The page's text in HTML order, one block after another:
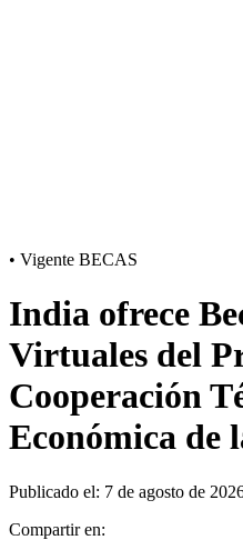
• Vigente BECAS
India ofrece
Virtuales del
Cooperación
Económica de
Publicado el: 7 de agosto de
Compartir en: